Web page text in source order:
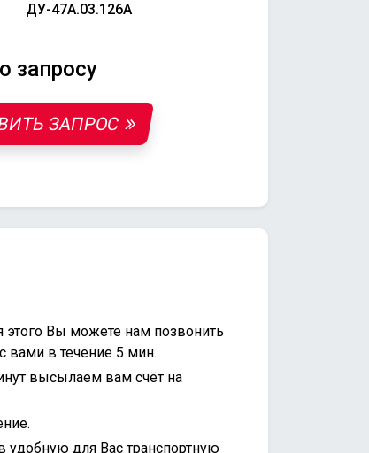
ДУ-47А.03.126А
запросу
ЗАПРОС
этого Вы можете нам позвонить
вами в течение 5 мин.
высылаем вам счёт на
удобную для Вас транспортную